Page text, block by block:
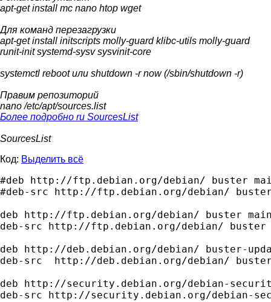
apt-get install mc nano htop wget
Для команд перезагрузки
apt-get install initscripts molly-guard klibc-utils molly-guard
runit-init systemd-sysv sysvinit-core
systemctl reboot или shutdown -r now (/sbin/shutdown -r)
Правим репозиторий
nano /etc/apt/sources.list
Более подробно ru SourcesList
SourcesList
Код: Выделить всё
#deb http://ftp.debian.org/debian/ buster
#deb-src http://ftp.debian.org/debian/
deb http://ftp.debian.org/debian/ buster
deb-src http://ftp.debian.org/debian/ buster
deb http://deb.debian.org/debian/ buster-
deb-src  http://deb.debian.org/debian/
deb http://security.debian.org/debian-
deb-src http://security.debian.org/debian-